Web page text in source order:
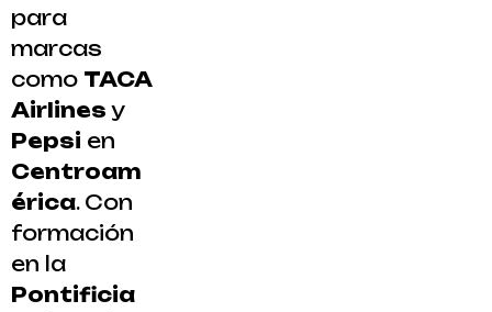
para
marcas
como TACA
Airlines y
Pepsi en
Centroam
érica. Con
formación
en la
Pontificia